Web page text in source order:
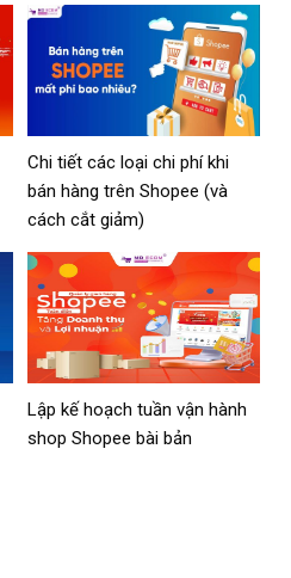
Chi tiết các loại chi phí khi
bán hàng trên Shopee (và
cách cắt giảm)
Lập kế hoạch tuần vận hành
shop Shopee bài bản